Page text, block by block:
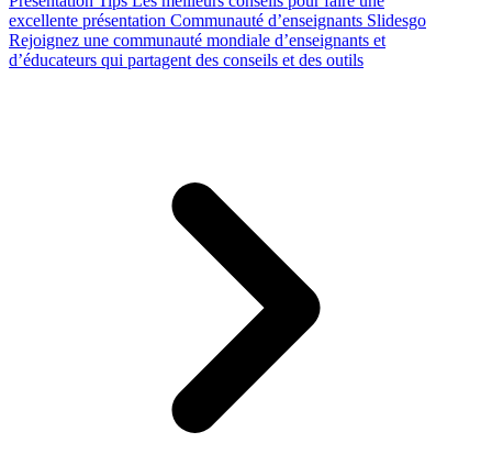
excellente présentation Communauté d’enseignants Slidesgo
Rejoignez une communauté mondiale d’enseignants et
d’éducateurs qui partagent des conseils et des outils